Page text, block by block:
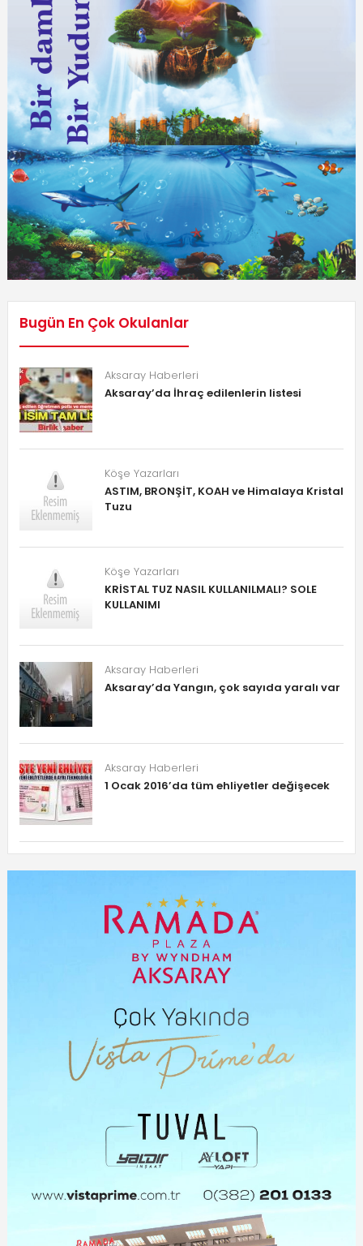
Bugün En Çok Okulanlar
Aksaray Haberleri
Aksaray’da İhraç edilenlerin listesi
Köşe Yazarları
ASTIM, BRONŞİT, KOAH ve Himalaya Kristal
Tuzu
Köşe Yazarları
KRİSTAL TUZ NASIL KULLANILMALI? SOLE
KULLANIMI
Aksaray Haberleri
Aksaray’da Yangın, çok sayıda yaralı var
Aksaray Haberleri
1 Ocak 2016’da tüm ehliyetler değişecek